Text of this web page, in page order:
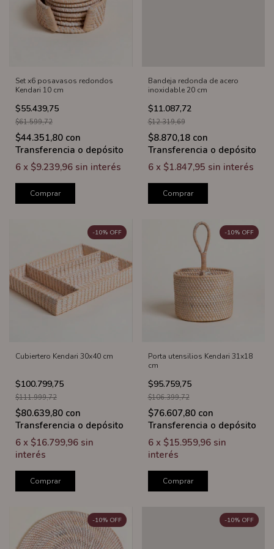
Set x6 posavasos redondos
Kendari 10 cm
$55.439,75
$61.599,72
$44.351,80 con
Transferencia o depósito
6 x $9.239,96 sin interés
Comprar
Bandeja redonda de acero
inoxidable 20 cm
$11.087,72
$12.319,69
$8.870,18 con
Transferencia o depósito
6 x $1.847,95 sin interés
Comprar
Cubiertero Kendari 30x40 cm
$100.799,75
-10% OFF
$111.999,72
$80.639,80 con
Transferencia o depósito
6 x $16.799,96 sin
interés
Comprar
Porta utensilios Kendari 31x18
cm
$95.759,75
-10% OFF
$106.399,72
$76.607,80 con
Transferencia o depósito
6 x $15.959,96 sin
interés
Comprar
-10% OFF -10% OFF